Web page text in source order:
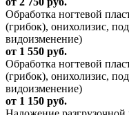
Обработка ногтевой
(грибок), онихолизис,
видоизменение)
от 1 550 руб.
Обработка ногтевой
(грибок), онихолизис,
видоизменение)
от 1 150 руб.